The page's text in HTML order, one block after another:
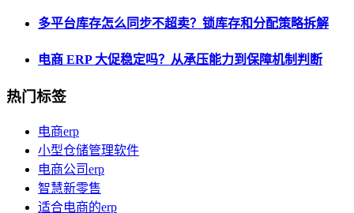
多平台库存怎么同步不超卖？锁库存和分配策略拆解
电商 ERP 大促稳定吗？从承压能力到保障机制判断
热门标签
电商erp
小型仓储管理软件
电商公司erp
智慧新零售
适合电商的erp